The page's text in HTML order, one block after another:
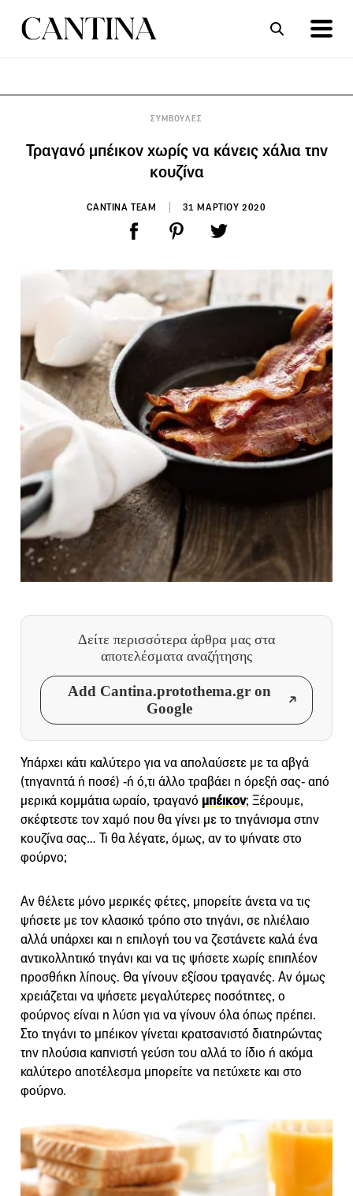
ΣΥΜΒΟΥΛΕΣ
Τραγανό μπέικον χωρίς να κάνεις χάλια την
κουζίνα
CANTINA TEAM 31 ΜΑΡΤΙΟΥ 2020
Δείτε περισσότερα άρθρα μας στα
αποτελέσματα αναζήτησης
Add Cantina.protothema.gr on
Google
Υπάρχει κάτι καλύτερο για να απολαύσετε με τα αβγά
(τηγανητά ή ποσέ) -ή ό,τι άλλο τραβάει η όρεξή σας- από
μερικά κομμάτια ωραίο, τραγανό μπέικον; Ξέρουμε,
σκέφτεστε τον χαμό που θα γίνει με το τηγάνισμα στην
κουζίνα σας… Τι θα λέγατε, όμως, αν το ψήνατε στο
φούρνο;
Αν θέλετε μόνο μερικές φέτες, μπορείτε άνετα να τις
ψήσετε με τον κλασικό τρόπο στο τηγάνι, σε ηλιέλαιο
αλλά υπάρχει και η επιλογή του να ζεστάνετε καλά ένα
αντικολλητικό τηγάνι και να τις ψήσετε χωρίς επιπλέον
προσθήκη λίπους. Θα γίνουν εξίσου τραγανές. Αν όμως
χρειάζεται να ψήσετε μεγαλύτερες ποσότητες, ο
φούρνος είναι η λύση για να γίνουν όλα όπως πρέπει.
Στο τηγάνι το μπέικον γίνεται κρατσανιστό διατηρώντας
την πλούσια καπνιστή γεύση του αλλά το ίδιο ή ακόμα
καλύτερο αποτέλεσμα μπορείτε να πετύχετε και στο
φούρνο.